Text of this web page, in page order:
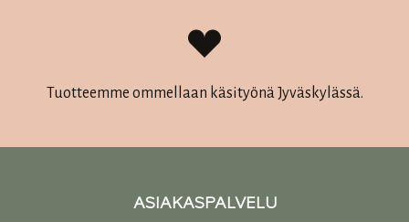
Tuotteemme ommellaan käsityönä Jyväskylässä.
ASIAKASPALVELU